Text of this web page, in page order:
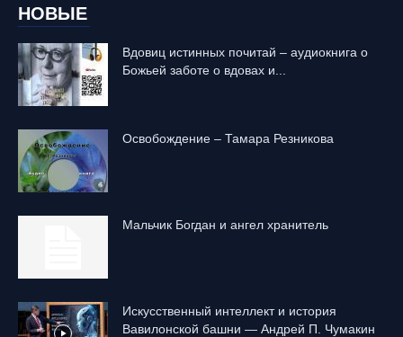
НОВЫЕ
Вдовиц истинных почитай – аудиокнига о
Божьей заботе о вдовах и...
Освобождение – Тамара Резникова
Mальчик Богдан и ангел хранитель
Искусственный интеллект и история
Вавилонской башни — Андрей П. Чумакин